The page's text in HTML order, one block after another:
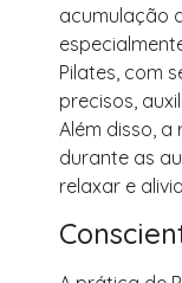
acumulação
Pilates, com
precisos,
Além disso,
durante as
relaxar e